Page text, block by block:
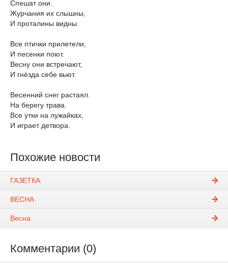
Спешат они.
Журчания их слышны,
И проталины видны.
Все птички прилетели,
И песенки поют.
Весну они встречают,
И гнёзда себе вьют.
Весенний снег растаял.
На берегу трава.
Все утки на лужайках,
И играет детвора.
Похожие новости
ГАЗЕТКА
ВЕСНА
Весна
Комментарии (0)